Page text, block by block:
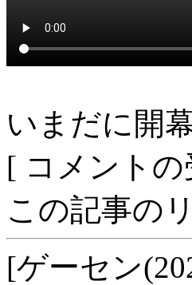
いまだに開
[ コメント
この記事の
[ゲーセン